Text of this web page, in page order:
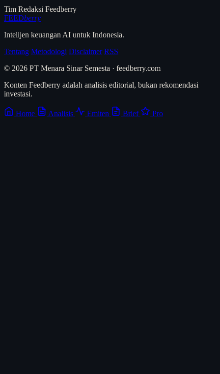
Tim Redaksi Feedberry
FEEDberry
Intelijen keuangan AI untuk Indonesia.
Tentang Metodologi Disclaimer RSS
© 2026 PT Menara Sinar Semesta · feedberry.com
Konten Feedberry adalah analisis editorial, bukan rekomendasi
investasi.
Home Analisis Emiten Brief Pro